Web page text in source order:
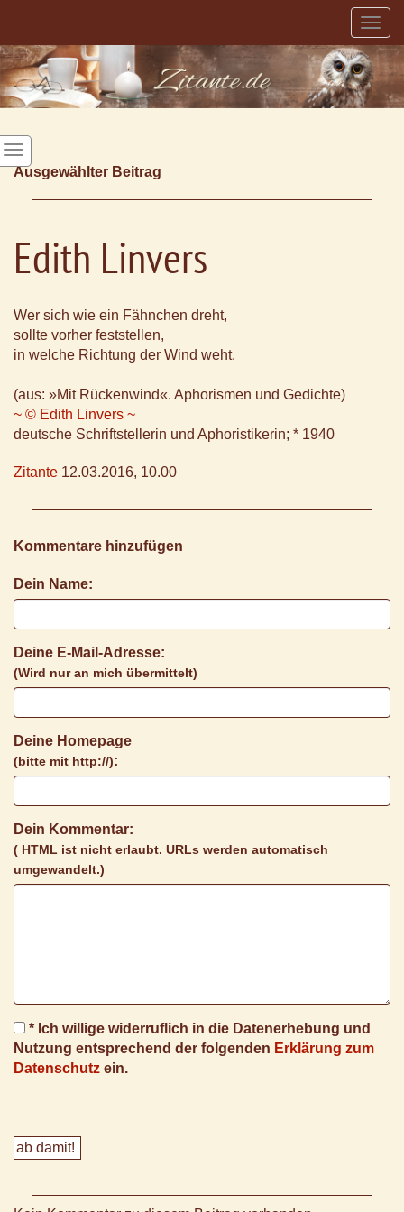
Ausgewählter Beitrag
Edith Linvers
Wer sich wie ein Fähnchen dreht,
sollte vorher feststellen,
in welche Richtung der Wind weht.
(aus: »Mit Rückenwind«. Aphorismen und Gedichte)
~ © Edith Linvers ~
deutsche Schriftstellerin und Aphoristikerin; * 1940
Zitante 12.03.2016, 10.00
Kommentare hinzufügen
Dein Name:
Deine E-Mail-Adresse:
(Wird nur an mich übermittelt)
Deine Homepage
(bitte mit http://):
Dein Kommentar:
( HTML ist nicht erlaubt. URLs werden automatisch
umgewandelt.)
* Ich willige widerruflich in die Datenerhebung und
Nutzung entsprechend der folgenden Erklärung zum
Datenschutz ein.